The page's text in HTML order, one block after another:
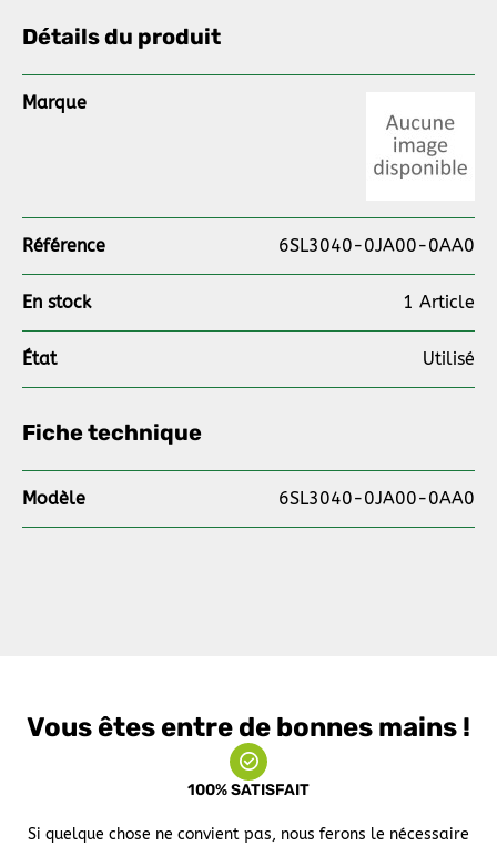
Détails du produit
Marque
Référence 6SL3040-0JA00-0AA0
En stock 1 Article
État Utilisé
Fiche technique
Modèle 6SL3040-0JA00-0AA0
Vous êtes entre de bonnes mains !
100% SATISFAIT
Si quelque chose ne convient pas, nous ferons le nécessaire